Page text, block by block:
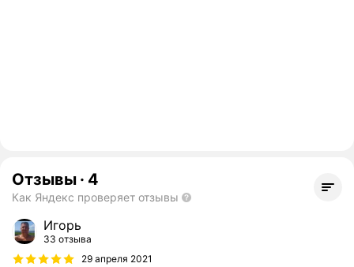
Отзывы · 4
Как Яндекс проверяет отзывы
Игорь
33 отзыва
29 апреля 2021